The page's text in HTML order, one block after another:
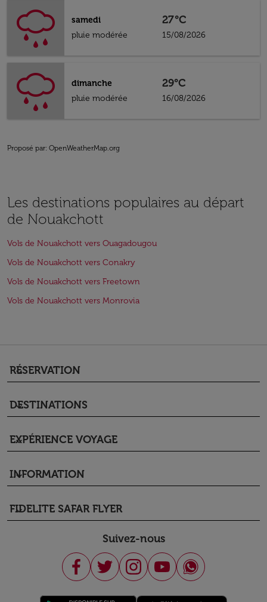
samedi
pluie modérée
27°C
15/08/2026
dimanche
pluie modérée
29°C
16/08/2026
Proposé par: OpenWeatherMap.org
Les destinations populaires au départ
de Nouakchott
Vols de Nouakchott vers Ouagadougou
Vols de Nouakchott vers Conakry
Vols de Nouakchott vers Freetown
Vols de Nouakchott vers Monrovia
RÉSERVATION
keyboard_arrow_down
DESTINATIONS
keyboard_arrow_down
EXPÉRIENCE VOYAGE
keyboard_arrow_down
INFORMATION
keyboard_arrow_down
FIDELITE SAFAR FLYER
keyboard_arrow_down
Suivez-nous